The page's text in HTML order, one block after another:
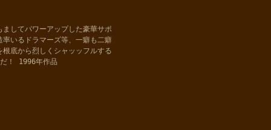
してパワーアップした豪華サポ
いるドラマーズ等、一癖も二癖
底から烈しくシャッッフルする
！ 1996年作品